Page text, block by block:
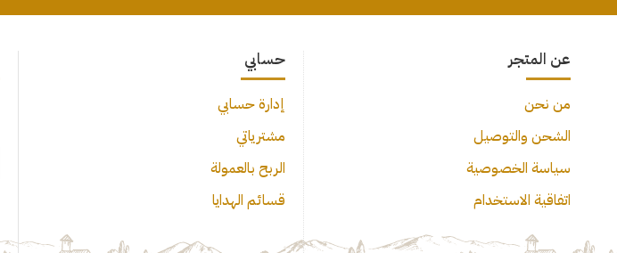
عن المتجر
من نحن
الشحن والتوصيل
سياسة الخصوصية
اتفاقية الاستخدام
حسابي
إدارة حسابي
مشترياتي
الربح بالعمولة
قسائم الهدايا